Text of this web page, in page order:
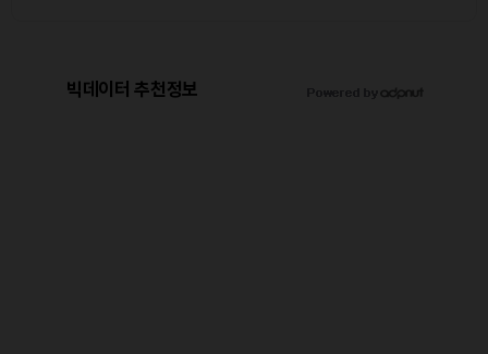
빅데이터 추천정보